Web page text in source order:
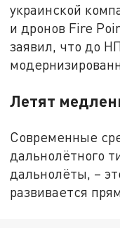
украинской
и дронов Fire
заявил, что до
Летят
Современные
дальнолётного
дальнолёты, –
развивается